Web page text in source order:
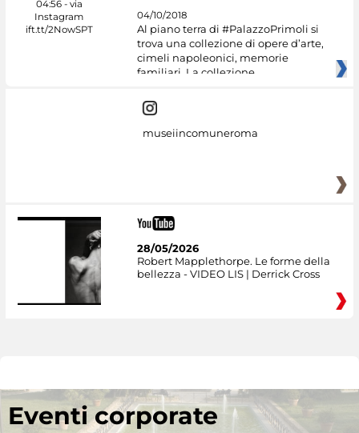
04/10/2018
Al piano terra di #PalazzoPrimoli si
trova una collezione di opere d’arte,
cimeli napoleonici, memorie
familiari. La collezione
museiincomuneroma
28/05/2026
Robert Mapplethorpe. Le forme della
bellezza - VIDEO LIS | Derrick Cross
Eventi corporate